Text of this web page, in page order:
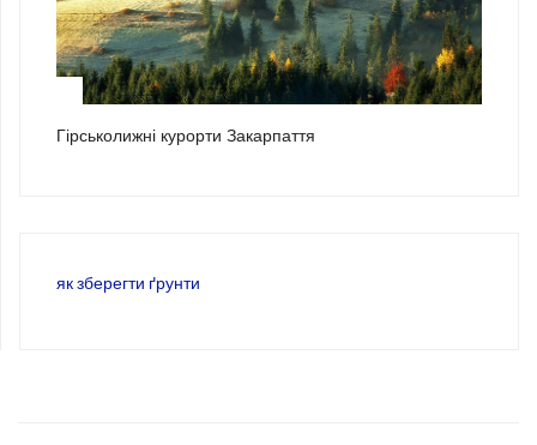
Гірськолижні курорти Закарпаття
як зберегти ґрунти